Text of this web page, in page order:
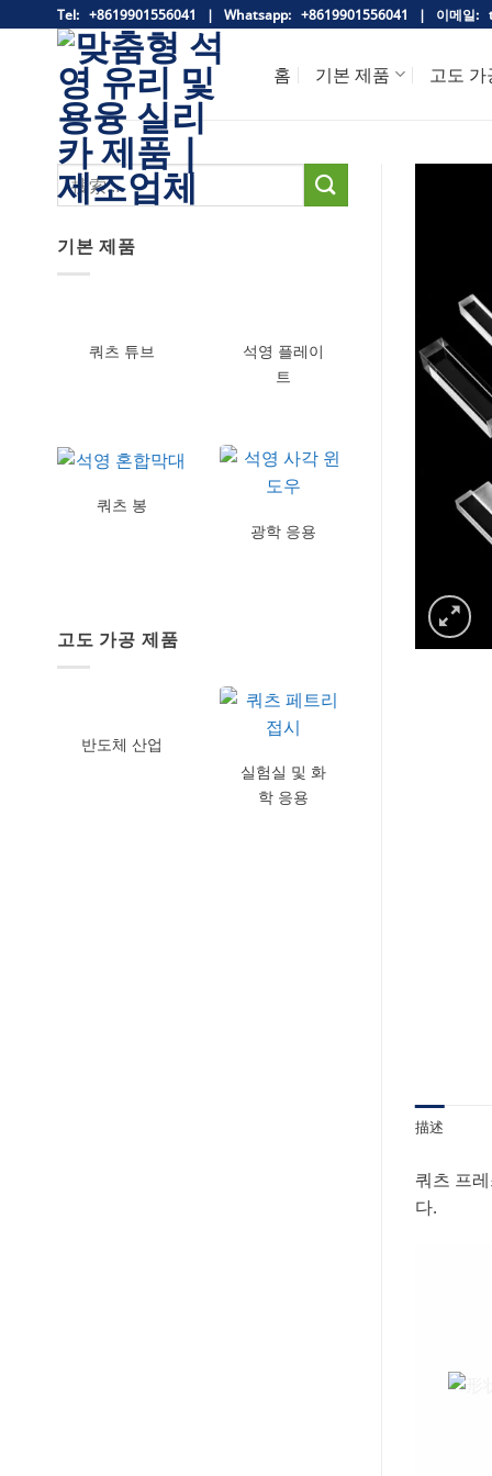
Tel: +8619901556041 | Whatsapp: +8619901556041 | 이메일:
홈 기본 제품 고도
기본 제품
쿼츠 튜브
석영 플레이
트
쿼츠 봉
광학 응용
고도 가공 제품
반도체 산업
실험실 및 화
학 응용
描述
쿼츠 프
다.